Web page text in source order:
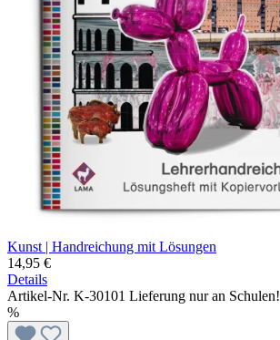
Kunst | Handreichung mit Lösungen
14,95 €
Details
Artikel-Nr. K-30101 Lieferung nur an Schulen!
%